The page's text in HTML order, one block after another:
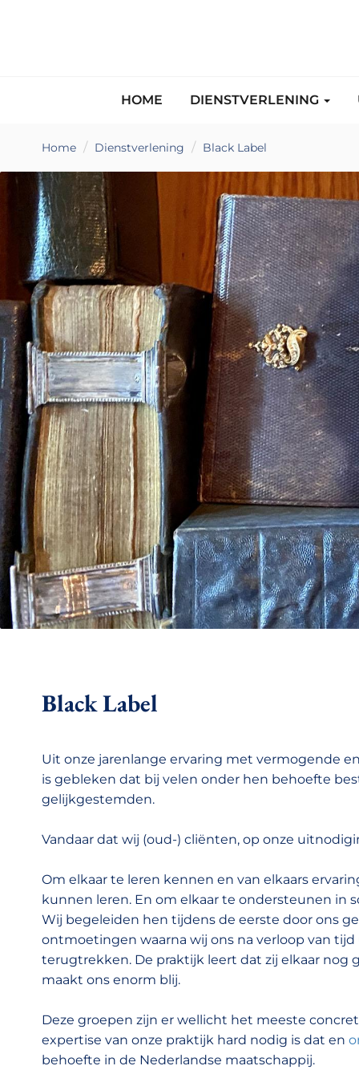
HOME DIENSTVERLENING
Home Dienstverlening Black Label
Black Label
Uit onze jarenlange ervaring met vermogende
is gebleken dat bij velen onder hen behoefte
gelijkgestemden.
Vandaar dat wij (oud-) cliënten, op onze
Om elkaar te leren kennen en van elkaars
kunnen leren. En om elkaar te ondersteunen in
Wij begeleiden hen tijdens de eerste door ons
ontmoetingen waarna wij ons na verloop van tijd
terugtrekken. De praktijk leert dat zij elkaar nog
maakt ons enorm blij.
Deze groepen zijn er wellicht het meeste
expertise van onze praktijk hard nodig is dat en
behoefte in de Nederlandse maatschappij.